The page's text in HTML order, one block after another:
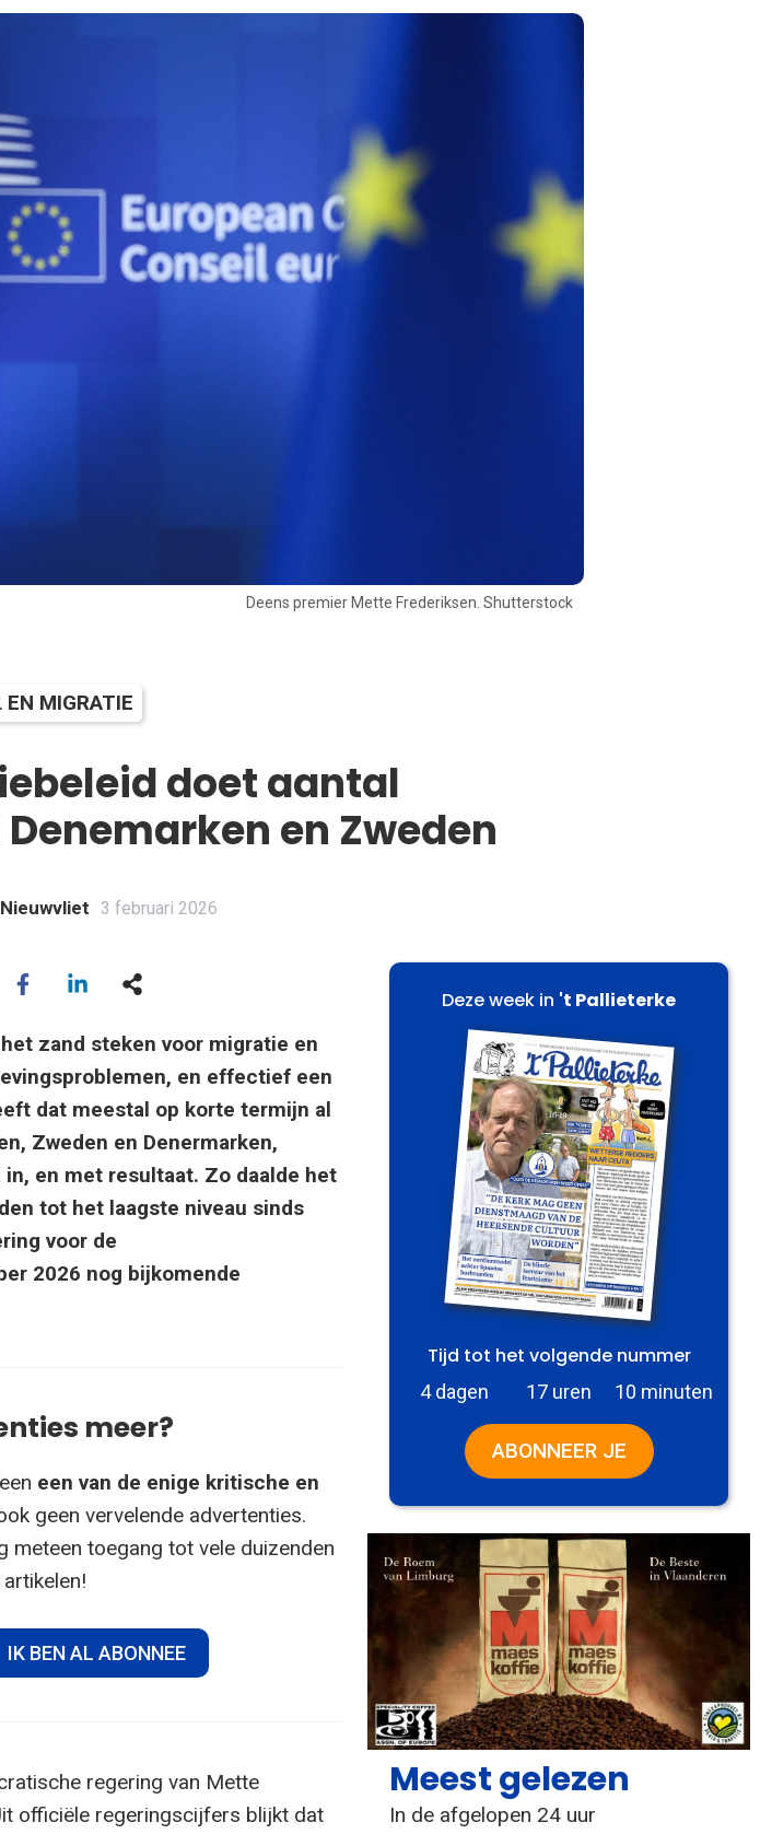
Deens premier Mette Frederiksen. Shutterstock
EN MIGRATIE
doet aantal
en Zweden
3 februari 2026
zand steken voor migratie en
en effectief een
dat meestal op korte termijn al
Zweden en Denermarken,
en met resultaat. Zo daalde het
tot het laagste niveau sinds
voor de
2026 nog bijkomende
meer?
een van de enige kritische en
geen vervelende advertenties.
meteen toegang tot vele duizenden
IK BEN AL ABONNEE
regering van Mette
officiële regeringscijfers blijkt dat
Deze week in 't Pallieterke
Tijd tot het volgende nummer
4 dagen 17 uren 10 minuten
ABONNEER JE
Meest gelezen
In de afgelopen 24 uur